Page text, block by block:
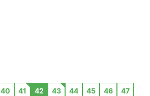
40 41 42 43 44 45 46
47